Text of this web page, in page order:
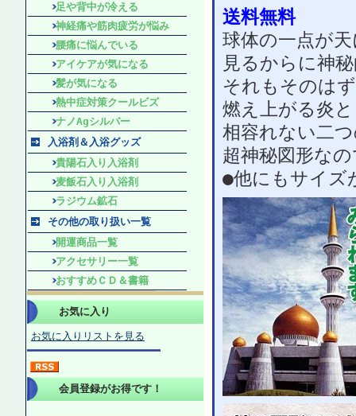
足や背中が冷える
神経痛や筋肉疲労が悩み
腰痛に悩んでいる
アイケアが気になる
髪が気になる
熱中症対策クールビズ
ナノAgシルバー
入浴剤＆入浴グッズ
貴陽石入り入浴剤
麦飯石入り入浴剤
ラジウム鉱石
その他の取り扱い一覧
開運商品一覧
アクセサリー一覧
おすすめＣＤ＆書籍
お気に入り
お気に入りリストを見る
会員登録がお得です！
送料無料
球体の一点が
見るからに神
それもそのは
燃え上がる炎
相容れない二
超神秘図形な
●他にもサイズ